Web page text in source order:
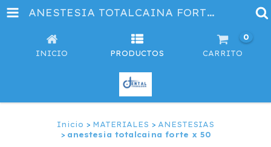
ANESTESIA TOTALCAINA FORTE X 50
INICIO PRODUCTOS CARRITO
0
Inicio > MATERIALES > ANESTESIAS
> anestesia totalcaina forte x 50